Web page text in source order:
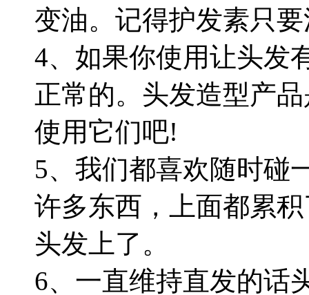
变油。记得护发素只
4、如果你使用让头发
正常的。头发造型产
使用它们吧!
5、我们都喜欢随时碰
许多东西，上面都累
头发上了。
6、一直维持直发的话